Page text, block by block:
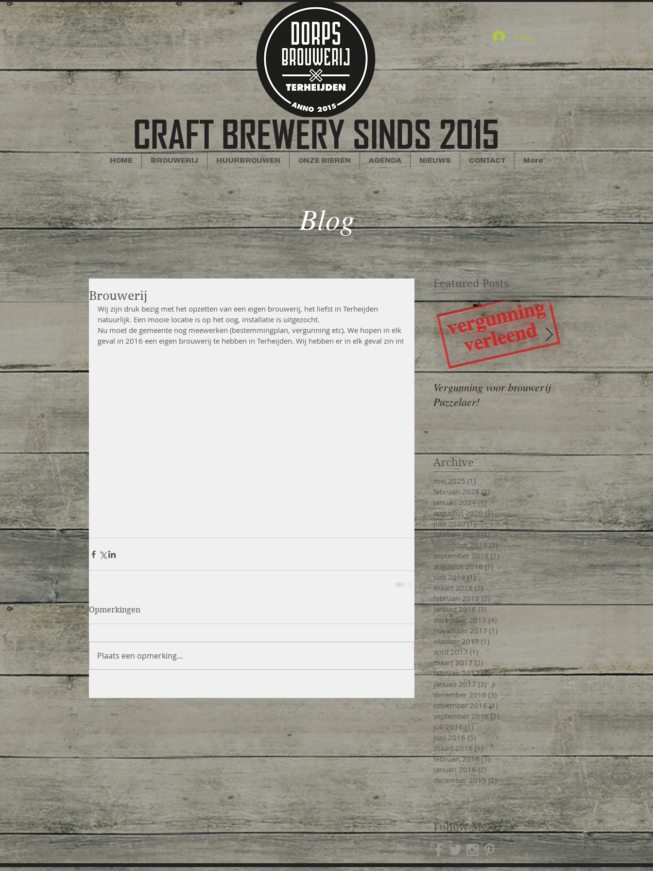
CRAFT BREWERY SINDS 2015
HOME BROUWERIJ HUURBROUWEN ONZE BIEREN AGENDA NIEUWS CONTACT More
Inloggen
Blog
Brouwerij
Wij zijn druk bezig met het opzetten van een eigen brouwerij, het liefst in Terheijden
natuurlijk. Een mooie locatie is op het oog, installatie is uitgezocht.
Nu moet de gemeente nog meewerken (bestemmingplan, vergunning etc). We hopen in elk
geval in 2016 een eigen brouwerij te hebben in Terheijden. Wij hebben er in elk geval zin in!
Opmerkingen
Plaats een opmerking...
Featured Posts
Vergunning voor brouwerij
Puzzelaer!
Website +
Archive
mei 2025 (1) 1 post
februari 2025 (2)
januari 2024 (1)1 post
augustus 2020 (1)1 post
juni 2020 (1)1 post
februari 2020 (1)1 post
november 2019 (2)2 posts
september 2018 (1)
augustus 2018 (1) 1 post
juni 2018 (1) 1 post
maart 2018 (1) 1 post
februari 2018 (2) 2 posts
januari 2018 (3)3 posts
december 2017 (4)
november 2017 (1)
oktober 2017 (1)
april 2017 (1)
maart 2017 (2) 2 posts
februari 2017 (1)1 post
januari 2017 (3) 3 posts
december 2016 (3) 3 posts
november 2016 (1) 1 post
september 2016 (2) 2 posts
juli 2016 (1)1 post
juni 2016 (5) 5 posts
maart 2016 (1) 1 post
februari 2016 (3)3 posts
januari 2016 (2) 2 posts
december 2015 (2)2 posts
Follow Me